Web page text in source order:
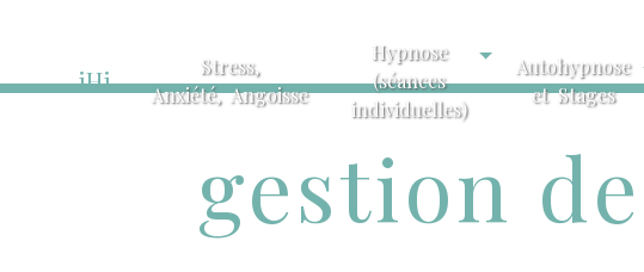
iHi
Stress,
Anxiété, Angoisse
Hypnose
(séances
individuelles)
Autohypnose
et Stages
gestion